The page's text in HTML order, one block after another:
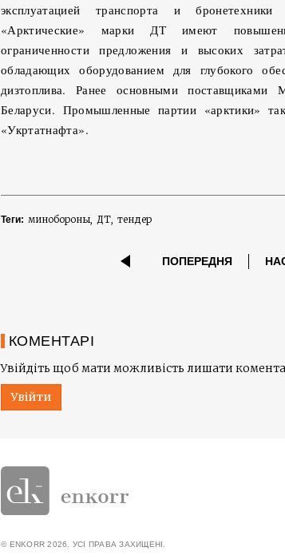
эксплуатацией транспорта и
«Арктические» марки ДТ имеют
ограниченности предложения и высоких
обладающих оборудованием для глубокого
дизтоплива. Ранее основными
Беларуси. Промышленные партии «арктики»
«Укртатнафта».
Теги: минобороны ДТ тендер
ПОПЕРЕДНЯ
КОМЕНТАРІ
Увійдіть щоб мати можливість лишати
Увійти
© ENKORR 2026. УСІ ПРАВА ЗАХИЩЕНІ.